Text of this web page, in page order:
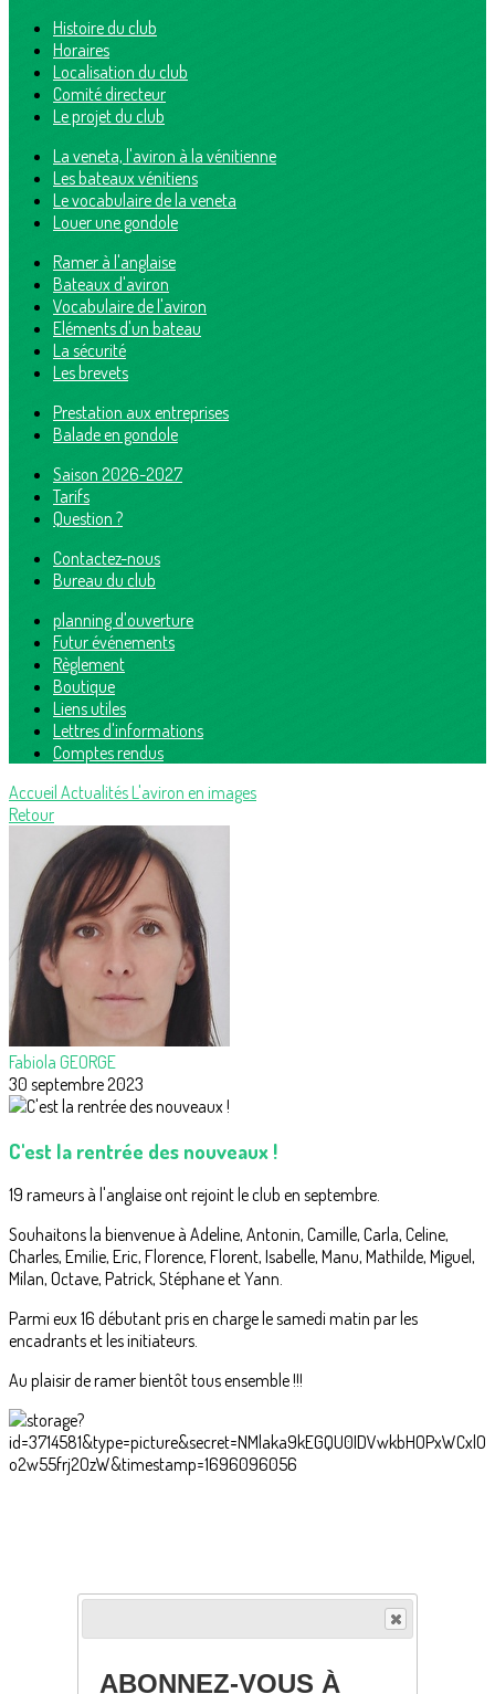
Histoire du club
Horaires
Localisation du club
Comité directeur
Le projet du club
La veneta, l'aviron à la vénitienne
Les bateaux vénitiens
Le vocabulaire de la veneta
Louer une gondole
Ramer à l'anglaise
Bateaux d'aviron
Vocabulaire de l'aviron
Eléments d'un bateau
La sécurité
Les brevets
Prestation aux entreprises
Balade en gondole
Saison 2026-2027
Tarifs
Question ?
Contactez-nous
Bureau du club
planning d'ouverture
Futur événements
Règlement
Boutique
Liens utiles
Lettres d'informations
Comptes rendus
Accueil ActualitésL'aviron en images
Retour
Fabiola GEORGE
30 septembre 2023
C'est la rentrée des nouveaux !
19 rameurs à l'anglaise ont rejoint le club en septembre.
Souhaitons la bienvenue à Adeline, Antonin, Camille, Carla, Celine,
Charles, Emilie, Eric, Florence, Florent, Isabelle, Manu, Mathilde, Miguel,
Milan, Octave, Patrick, Stéphane et Yann.
Parmi eux 16 débutant pris en charge le samedi matin par les
encadrants et les initiateurs.
Au plaisir de ramer bientôt tous ensemble !!!
ABONNEZ-VOUS À